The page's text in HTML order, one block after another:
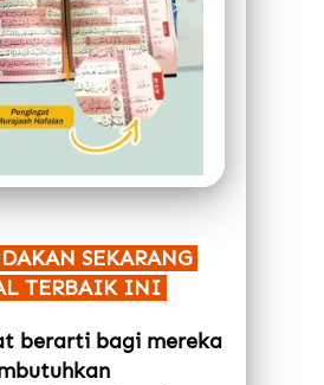
SEKARANG
TERBAIK INI
berarti bagi mereka